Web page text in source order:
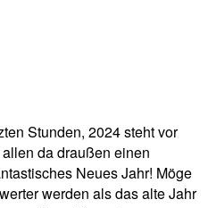
Stunden, 2024 steht vor
da draußen einen
Neues Jahr! Möge
werden als das alte Jahr